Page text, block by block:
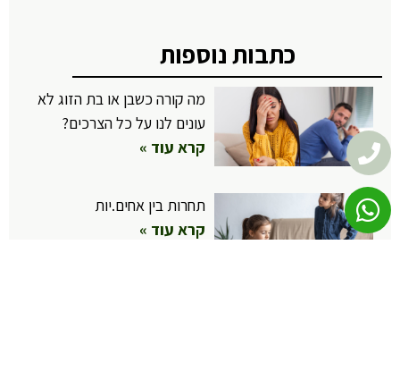
כתבות נוספות
מה קורה כשבן או בת הזוג לא
עונים לנו על כל הצרכים?
קרא עוד »
תחרות בין אחים.יות
קרא עוד »